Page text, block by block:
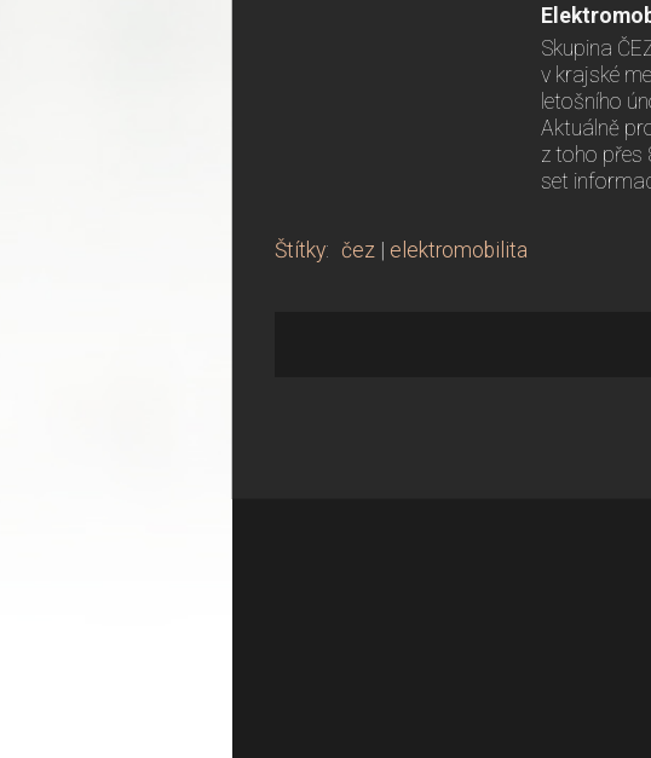
Skupina
v krajské
letošního
Aktuálně
z toho přes
set
Štítky: čez elektromobilita